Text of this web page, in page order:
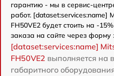
гарантию - мы в сервис-
работ. [dataset:services:name]
FH50VE2 будет стоить на -
заказа на сайте через форму
[dataset:services:name]
FH50VE2 выполняется на
габаритного